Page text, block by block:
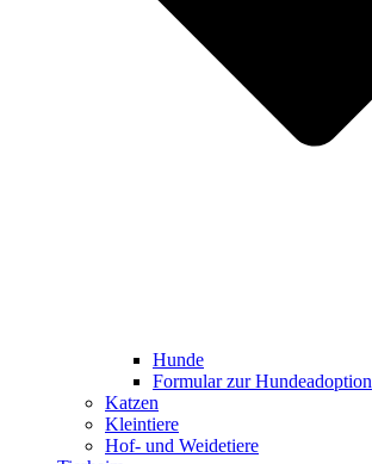
Hunde
Formular zur Hundeadoption
Katzen
Kleintiere
Hof- und Weidetiere